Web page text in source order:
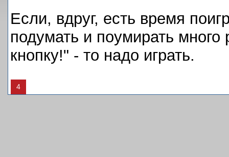
Если, вдруг, есть время
подумать и поумирать
кнопку!" - то надо играть.
4